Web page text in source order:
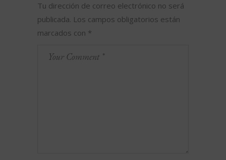
Tu dirección de correo electrónico no será
publicada. Los campos obligatorios están
marcados con *